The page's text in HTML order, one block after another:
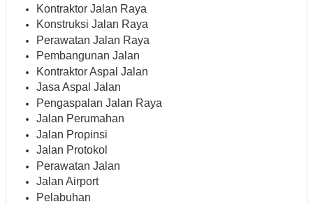
Kontraktor Jalan Raya
Konstruksi Jalan Raya
Perawatan Jalan Raya
Pembangunan Jalan
Kontraktor Aspal Jalan
Jasa Aspal Jalan
Pengaspalan Jalan Raya
Jalan Perumahan
Jalan Propinsi
Jalan Protokol
Perawatan Jalan
Jalan Airport
Pelabuhan